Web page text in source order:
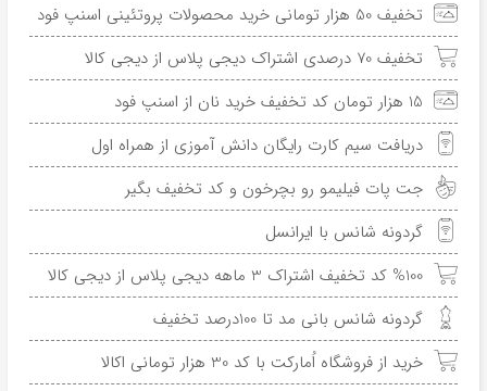
تخفیف 50 هزار تومانی خرید محصولات پروتئینی اسنپ فود
تخفیف 70 درصدی اشتراک دیجی پلاس از دیجی کالا
15 هزار تومان کد تخفیف خرید نان از اسنپ فود
دریافت سیم کارت رایگان دانش آموزی از همراه اول
جت پات فیلیمو رو بچرخون و کد تخفیف بگیر
گردونه شانس با ایرانسل
%100 کد تخفیف اشتراک 3 ماهه دیجی پلاس از دیجی کالا
گردونه شانس بانی مد تا 100درصد تخفیف
خرید از فروشگاه اُمارکت با کد 30 هزار تومانی اکالا